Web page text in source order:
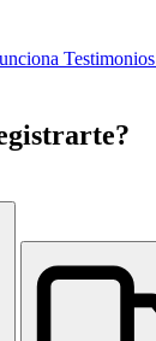
Testimonios